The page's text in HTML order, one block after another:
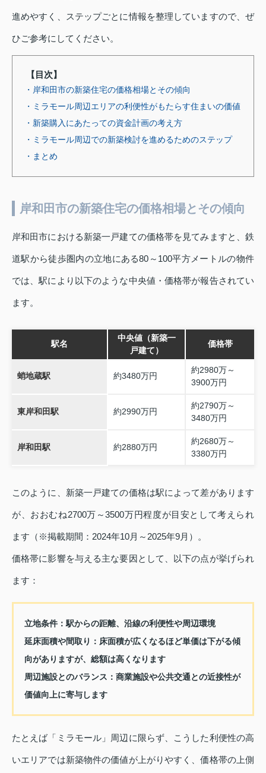
進めやすく、ステップごとに情報を整理していますので、ぜ
ひご参考にしてください。
【目次】
・岸和田市の新築住宅の価格相場とその傾向
・ミラモール周辺エリアの利便性がもたらす住まいの価値
・新築購入にあたっての資金計画の考え方
・ミラモール周辺での新築検討を進めるためのステップ
・まとめ
岸和田市の新築住宅の価格相場とその傾向
岸和田市における新築一戸建ての価格帯を見てみますと、鉄
道駅から徒歩圏内の立地にある80～100平方メートルの物件
では、駅により以下のような中央値・価格帯が報告されてい
ます。
駅名
中央値（新築一
戸建て）
価格帯
蛸地蔵駅 約3480万円
約2980万～
3900万円
東岸和田駅 約2990万円
約2790万～
3480万円
岸和田駅 約2880万円
約2680万～
3380万円
このように、新築一戸建ての価格は駅によって差があります
が、おおむね2700万～3500万円程度が目安として考えられ
ます（※掲載期間：2024年10月～2025年9月）。
価格帯に影響を与える主な要因として、以下の点が挙げられ
ます：
立地条件：駅からの距離、沿線の利便性や周辺環境
延床面積や間取り：床面積が広くなるほど単価は下がる傾
向がありますが、総額は高くなります
周辺施設とのバランス：商業施設や公共交通との近接性が
価値向上に寄与します
たとえば「ミラモール」周辺に限らず、こうした利便性の高
いエリアでは新築物件の価値が上がりやすく、価格帯の上側